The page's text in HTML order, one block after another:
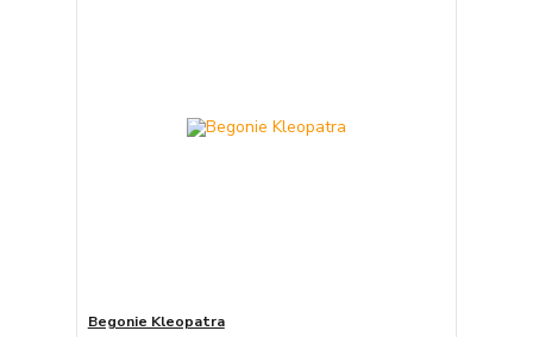
Begonie Kleopatra